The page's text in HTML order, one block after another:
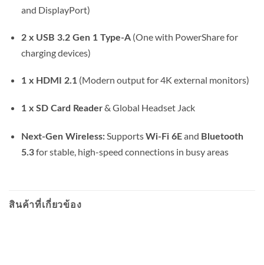
and DisplayPort)
2 x USB 3.2 Gen 1 Type-A(One with PowerShare for
charging devices)
1 x HDMI 2.1 (Modern output for 4K external monitors)
1 x SD Card Reader& Global Headset Jack
Next-Gen Wireless:SupportsWi-Fi 6Eand Bluetooth
5.3for stable, high-speed connections in busy areas
สินค้าที่เกี่ยวข้อง